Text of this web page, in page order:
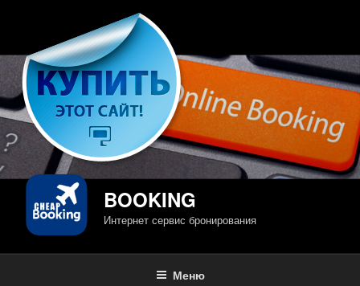
содержимому
BOOKING
Интернет сервис бронирования
Меню